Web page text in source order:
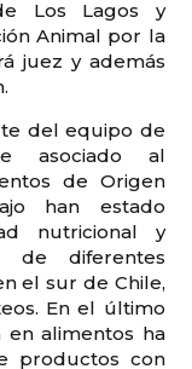
Los Lagos y
Animal por la
juez y además
del equipo de
asociado al
de Origen
han estado
nutricional y
de diferentes
el sur de Chile,
En el último
alimentos ha
productos con